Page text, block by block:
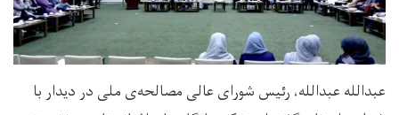
عبدالله عبدالله، رئیس شورای عالی مصالحه‌ی ملی در دیدار با